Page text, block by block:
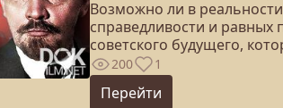
Возможно ли в
справедливости и
советского будущего,
200 1
Перейти